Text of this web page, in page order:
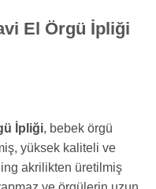
El Örgü İpliği
İpliği, bebek örgü
yüksek kaliteli ve
akrilikten üretilmiş